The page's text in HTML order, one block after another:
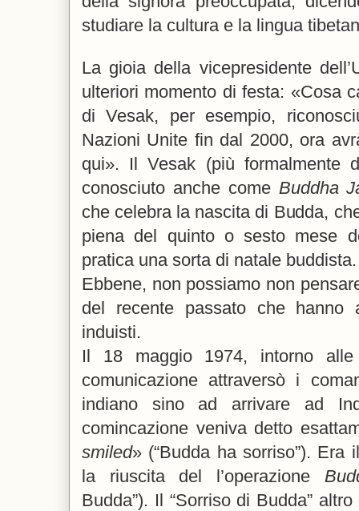
studiare la cultura e la lingua
La gioia della vicepresidente
ulteriori momento di festa: «Cosa
di Vesak, per esempio,
Nazioni Unite fin dal 2000, ora
qui». Il Vesak (più formalmente
conosciuto anche come Buddha
che celebra la nascita di Budda,
piena del quinto o sesto mese
pratica una sorta di natale buddista.
Ebbene, non possiamo non
del recente passato che hanno
induisti.
Il 18 maggio 1974, intorno
comunicazione attraversò i
indiano sino ad arrivare ad
comincazione veniva detto
smiled» (“Budda ha sorriso”). Era
la riuscita del l’operazione
Budda”). Il “Sorriso di Budda”